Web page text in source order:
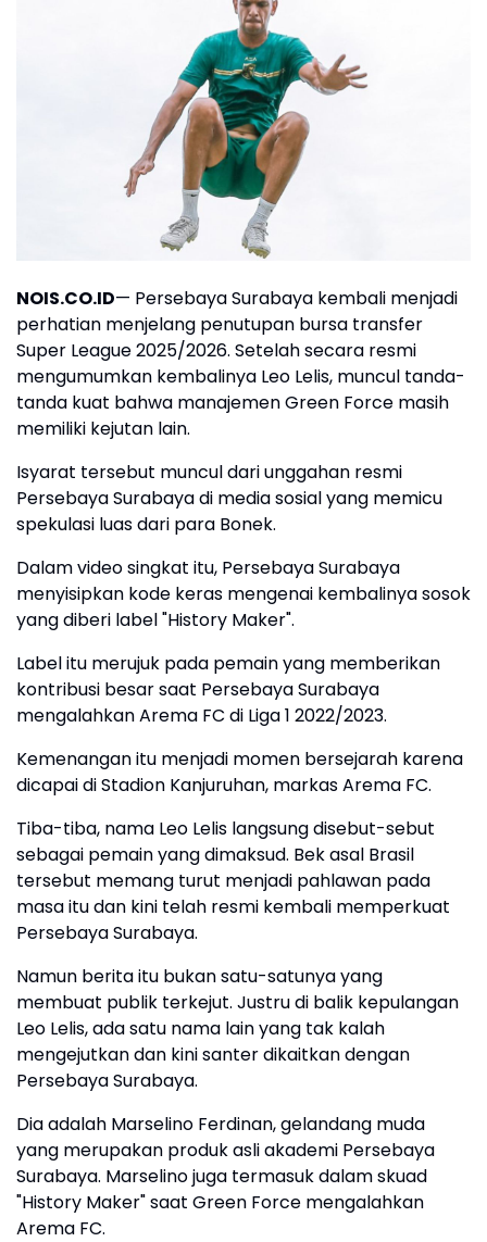
NOIS.CO.ID— Persebaya Surabaya kembali menjadi
perhatian menjelang penutupan bursa transfer
Super League 2025/2026. Setelah secara resmi
mengumumkan kembalinya Leo Lelis, muncul tanda-
tanda kuat bahwa manajemen Green Force masih
memiliki kejutan lain.
Isyarat tersebut muncul dari unggahan resmi
Persebaya Surabaya di media sosial yang memicu
spekulasi luas dari para Bonek.
Dalam video singkat itu, Persebaya Surabaya
menyisipkan kode keras mengenai kembalinya sosok
yang diberi label "History Maker".
Label itu merujuk pada pemain yang memberikan
kontribusi besar saat Persebaya Surabaya
mengalahkan Arema FC di Liga 1 2022/2023.
Kemenangan itu menjadi momen bersejarah karena
dicapai di Stadion Kanjuruhan, markas Arema FC.
Tiba-tiba, nama Leo Lelis langsung disebut-sebut
sebagai pemain yang dimaksud. Bek asal Brasil
tersebut memang turut menjadi pahlawan pada
masa itu dan kini telah resmi kembali memperkuat
Persebaya Surabaya.
Namun berita itu bukan satu-satunya yang
membuat publik terkejut. Justru di balik kepulangan
Leo Lelis, ada satu nama lain yang tak kalah
mengejutkan dan kini santer dikaitkan dengan
Persebaya Surabaya.
Dia adalah Marselino Ferdinan, gelandang muda
yang merupakan produk asli akademi Persebaya
Surabaya. Marselino juga termasuk dalam skuad
"History Maker" saat Green Force mengalahkan
Arema FC.